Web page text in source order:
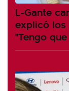
L-Gante
explicó los
"Tengo